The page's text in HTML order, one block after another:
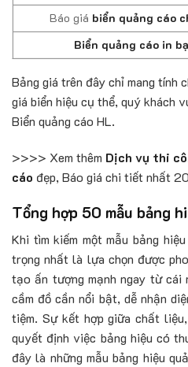
Báo giá biển quảng cáo
Biển quảng cáo in
Bảng giá trên đây chỉ mang tính
giá biển hiệu cụ thể, quý khách
Biển quảng cáo HL.
>>>> Xem thêm Dịch vụ thi
cáo đẹp, Báo giá chi tiết nhất
Tổng hợp 50 mẫu bảng
Khi tìm kiếm một mẫu bảng
trọng nhất là lựa chọn được
tạo ấn tượng mạnh ngay từ cái
cầm đồ cần nổi bật, dễ nhận
tiệm. Sự kết hợp giữa chất
quyết định việc bảng hiệu có
đây là những mẫu bảng hiệu